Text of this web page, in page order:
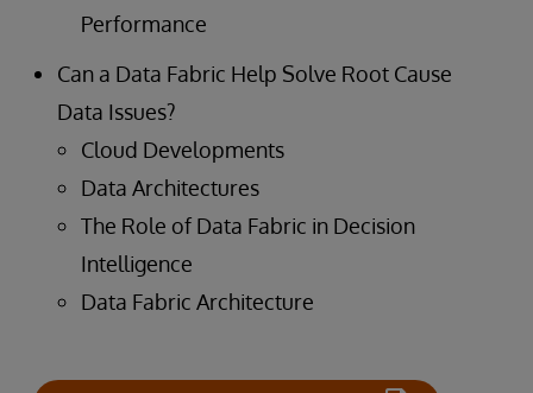
Performance
Can a Data Fabric Help Solve Root Cause
Data Issues?
Cloud Developments
Data Architectures
The Role of Data Fabric in Decision
Intelligence
Data Fabric Architecture